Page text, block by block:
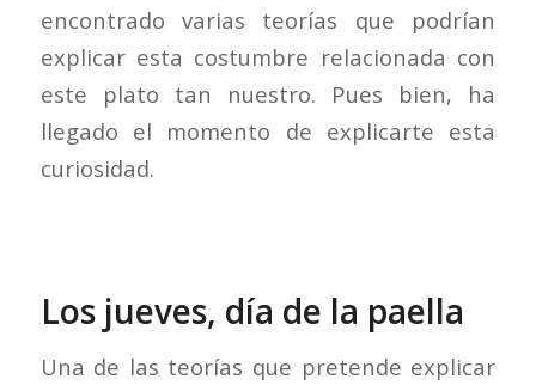
encontrado varias teorías que podrían
explicar esta costumbre relacionada con
este plato tan nuestro. Pues bien, ha
llegado el momento de explicarte esta
curiosidad.
Los jueves, día de la paella
Una de las teorías que pretende explicar